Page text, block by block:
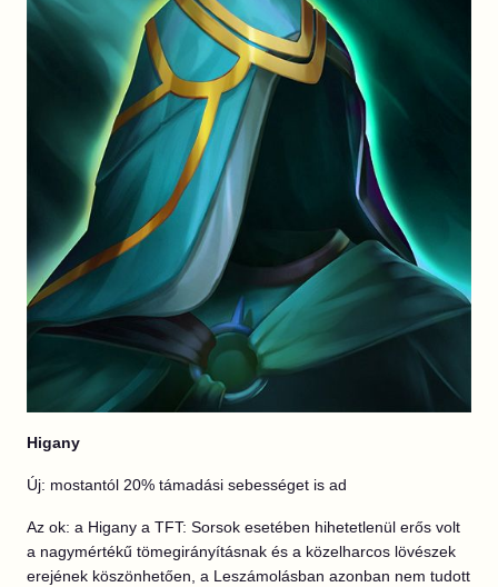
Higany
Új: mostantól 20% támadási sebességet is ad
Az ok: a Higany a TFT: Sorsok esetében hihetetlenül erős volt
a nagymértékű tömegirányításnak és a közelharcos lövészek
erejének köszönhetően, a Leszámolásban azonban nem tudott